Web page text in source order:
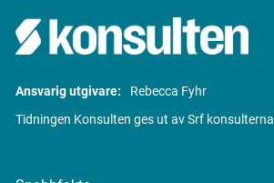
Ansvarig utgivare:
Rebecca Fyhr
Tidningen Konsulten ges ut av Srf konsulterna